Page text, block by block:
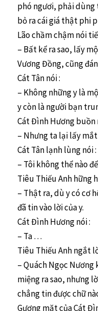
phó ngươi, phải
bỏ ra cái giá thật phi
Lão chầm chậm nói
– Bất kể ra sao, lấy
Vương Đồng, cũng
Cát Tân nói :
– Không những y là
y còn là người bạn
Cát Đình Hương buồn
– Nhưng ta lại lấy
Cát Tân lạnh lùng nói :
– Tôi không thể nào
Tiêu Thiếu Anh hững
– Thật ra, dù y có cơ
đã tin vào lời của y.
Cát Đình Hương nói :
– Ta …
Tiêu Thiếu Anh ngắt
– Quách Ngọc Nương
miệng ra sao, nhưng
chẳng tin được chữ
Gương mặt của Cát